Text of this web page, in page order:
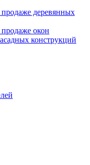
деревянных
окон
конструкций